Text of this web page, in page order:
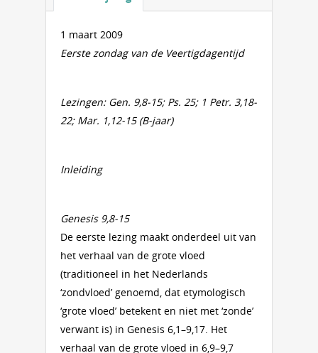
1 maart 2009
Eerste zondag van de Veertigdagentijd
Lezingen: Gen. 9,8-15; Ps. 25; 1 Petr. 3,18-
22; Mar. 1,12-15 (B-jaar)
Inleiding
Genesis 9,8-15
De eerste lezing maakt onderdeel uit van
het verhaal van de grote vloed
(traditioneel in het Nederlands
‘zondvloed’ genoemd, dat etymologisch
‘grote vloed’ betekent en niet met ‘zonde’
verwant is) in Genesis 6,1–9,17. Het
verhaal van de grote vloed in 6,9–9,7